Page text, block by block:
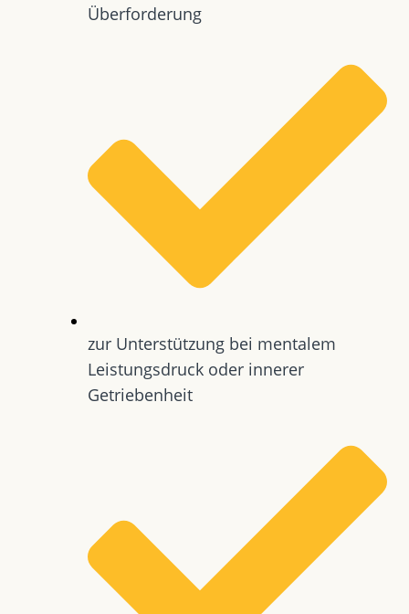
Überforderung
zur Unterstützung bei mentalem
Leistungsdruck oder innerer
Getriebenheit